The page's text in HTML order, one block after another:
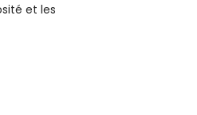
et les